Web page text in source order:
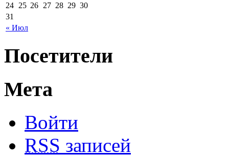
« Июл
24 25 26 27 28 29 30
31
Посетители
Мета
Войти
RSS записей